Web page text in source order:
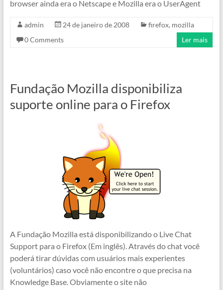
browser ainda era o Netscape e Mozilla era o UserAgent
admin 24 de janeiro de 2008 firefox, mozilla
0 Comments
Ler mais
Fundação Mozilla disponibiliza
suporte online para o Firefox
A Fundação Mozilla está disponibilizando o Live Chat
Support para o Firefox (Em inglês). Através do chat você
poderá tirar dúvidas com usuários mais experientes
(voluntários) caso você não encontre o que precisa na
Knowledge Base. Obviamente o site não